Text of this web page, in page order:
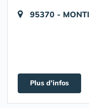
95370 -
Plus d'infos